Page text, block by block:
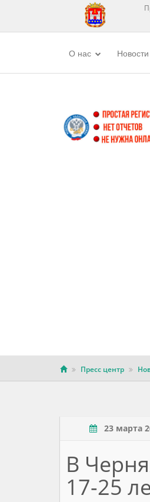
О нас Новости
Пресс центр
23 марта
В
17-25